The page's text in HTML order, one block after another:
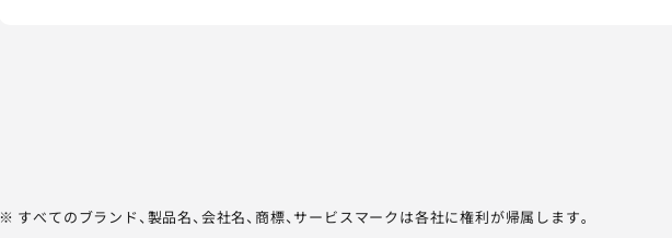
※ すべてのブランド、製品名、会社名、商標、サービスマークは各社に権利が帰属します。